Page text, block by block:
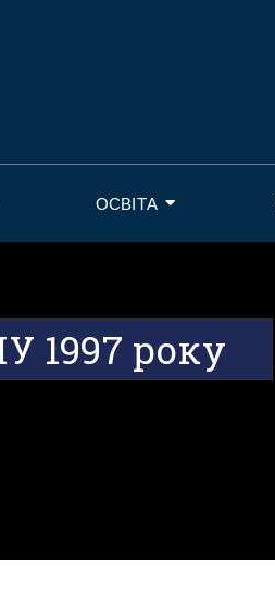
ОСВІТА
1997 року